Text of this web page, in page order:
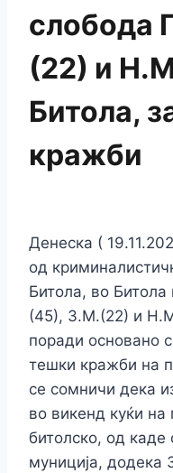
слобода
(22) и
Битола,
кражби
Денеска (
од
Битола, во
(45), З.М.(22) и
поради основано
тешки кражби на
се сомничи дека
во викенд куќи на
битолско, од каде
муниција,